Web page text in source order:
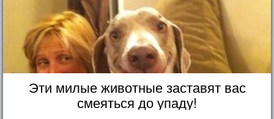
Эти милые животные заставят вас
смеяться до упаду!